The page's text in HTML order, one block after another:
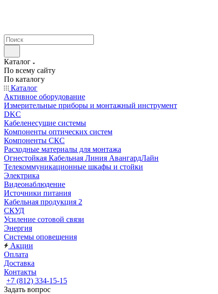
Каталог
По всему сайту
По каталогу
Каталог
Активное оборудование
Измерительные приборы и монтажный инструмент
DKC
Кабеленесущие системы
Компоненты оптических систем
Компоненты СКС
Расходные материалы для монтажа
Огнестойкая Кабельная Линия АвангардЛайн
Телекоммуникационные шкафы и стойки
Электрика
Видеонаблюдение
Источники питания
Кабельная продукция 2
СКУД
Усиление сотовой связи
Энергия
Системы оповещения
Акции
Оплата
Доставка
Контакты
+7 (812) 334-15-15
Задать вопрос